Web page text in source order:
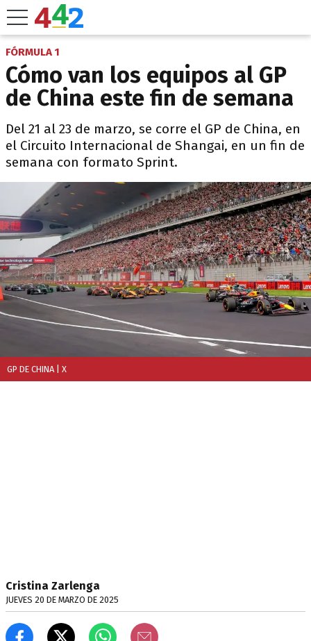
FÓRMULA 1
Cómo van los equipos al GP
de China este fin de semana
Del 21 al 23 de marzo, se corre el GP de China, en
el Circuito Internacional de Shangai, en un fin de
semana con formato Sprint.
GP DE CHINA | X
Cristina Zarlenga
JUEVES 20 DE MARZO DE 2025